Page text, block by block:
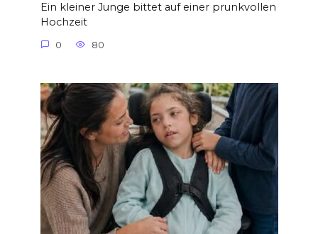
Ein kleiner Junge bittet auf einer prunkvollen
Hochzeit
0 80